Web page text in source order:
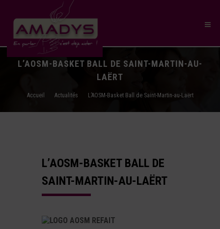
L’AOSM-BASKET BALL DE SAINT-MARTIN-AU-
LAËRT
Accueil Actualités L’AOSM-Basket Ball de Saint-Martin-au-Laërt
L’AOSM-BASKET BALL DE
SAINT-MARTIN-AU-LAËRT